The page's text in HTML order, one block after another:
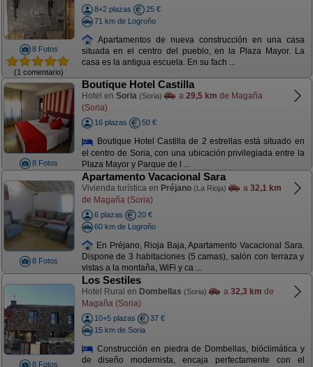
8 Fotos
(1 comentario)
8+2 plazas
25 €
71 km de Logroño
Apartamentos de nueva construcción en una casa
situada en el centro del pueblo, en la Plaza Mayor. La
casa es la antigua escuela. En su fach ...
8 Fotos
Boutique Hotel Castilla
Hotel en Soria (Soria) a 29,5 km de Magaña
(Soria)
16 plazas 50 €
Boutique Hotel Castilla de 2 estrellas está situado en
el centro de Soria, con una ubicación privilegiada entre la
Plaza Mayor y Parque de l ...
8 Fotos
Apartamento Vacacional Sara
Vivienda turística en Préjano (La Rioja) a 32,1 km
de Magaña (Soria)
6 plazas
20 €
60 km de Logroño
En Préjano, Rioja Baja, Apartamento Vacacional Sara.
Dispone de 3 habitaciones (5 camas), salón con terraza y
vistas a la montaña, WiFi y ca ...
8 Fotos
Los Sestiles
Hotel Rural en Dombellas (Soria) a 32,3 km de
Magaña (Soria)
10+5 plazas
37 €
15 km de Soria
Construcción en piedra de Dombellas, bióclimática y
de diseño modernista, encaja perfectamente con el